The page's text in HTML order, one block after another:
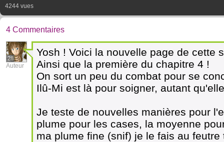
4244 vues
4 Commentaires
28
Auteur
Yosh ! Voici la nouvelle page de cette
Ainsi que la première du chapitre 4 !
On sort un peu du combat pour se
Ilû-Mi est là pour soigner, autant
Je teste de nouvelles manières pour
plume pour les cases, la moyenne
ma plume fine (snif) je le fais au